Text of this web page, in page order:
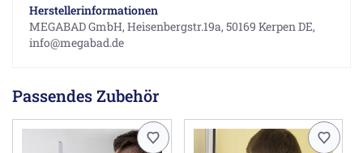
Herstellerinformationen
MEGABAD GmbH, Heisenbergstr.19a, 50169 Kerpen DE,
info@megabad.de
Passendes Zubehör